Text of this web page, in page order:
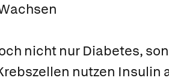
nicht nur Diabetes,
nutzen Insulin